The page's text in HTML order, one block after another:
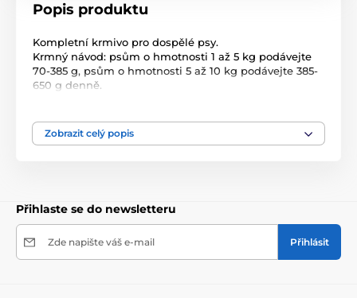
Popis produktu
Kompletní krmivo pro dospělé psy.
Krmný návod: psům o hmotnosti 1 až 5 kg podávejte
70-385 g, psům o hmotnosti 5 až 10 kg podávejte 385-
650 g denně.
látky.
Jakostní znaky: hrubé proteiny 10%, vlhkost 78%,
Zobrazit celý popis
Přihlaste se do newsletteru
Zde napište váš e-mail Přihlásit